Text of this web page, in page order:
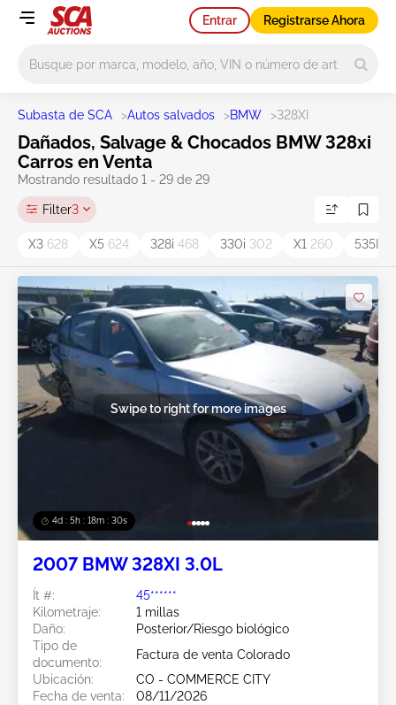
Entrar Registrarse Ahora
Subasta de SCA >Autos salvados >BMW >328XI
Dañados, Salvage & Chocados BMW 328xi
Carros en Venta
Mostrando resultado 1 - 29 de 29
Filter3
X3 628 X5 624 328i 468 330i 302 X1 260 535I
4d : 5h : 18m : 27s
Swipe to right for more images
2007 BMW 328XI 3.0L
Ít #:
45******
Kilometraje:
1 millas
Daño:
Posterior/Riesgo biológico
Tipo de
documento:
Factura de venta Colorado
Ubicación:
CO - COMMERCE CITY
Fecha de venta:
08/11/2026